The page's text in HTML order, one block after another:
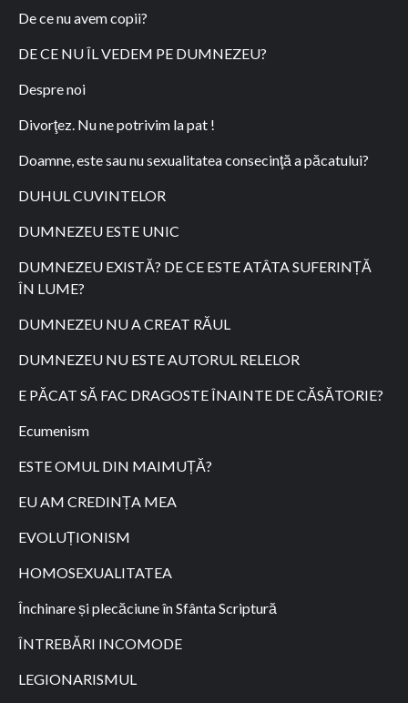
De ce nu avem copii?
DE CE NU ÎL VEDEM PE DUMNEZEU?
Despre noi
Divorţez. Nu ne potrivim la pat !
Doamne, este sau nu sexualitatea consecinţă a păcatului?
DUHUL CUVINTELOR
DUMNEZEU ESTE UNIC
DUMNEZEU EXISTĂ? DE CE ESTE ATÂTA SUFERINȚĂ
ÎN LUME?
DUMNEZEU NU A CREAT RĂUL
DUMNEZEU NU ESTE AUTORUL RELELOR
E PĂCAT SĂ FAC DRAGOSTE ÎNAINTE DE CĂSĂTORIE?
Ecumenism
ESTE OMUL DIN MAIMUȚĂ?
EU AM CREDINȚA MEA
EVOLUȚIONISM
HOMOSEXUALITATEA
Închinare și plecăciune în Sfânta Scriptură
ÎNTREBĂRI INCOMODE
LEGIONARISMUL